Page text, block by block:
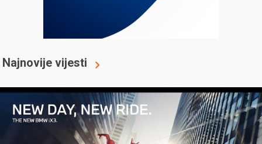
Najnovije vijesti